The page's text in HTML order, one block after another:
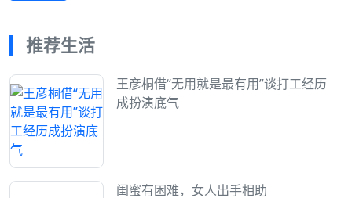
推荐生活
王彦桐借“无用就是最有用”谈打工经历
成扮演底气
闺蜜有困难，女人出手相助